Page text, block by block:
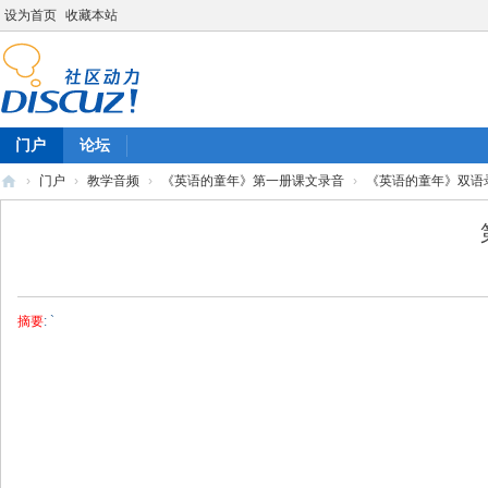
设为首页 收藏本站
门户 论坛
› 门户 › 教学音频 › 《英语的童年》第一册课文录音 › 《英语的童年》双
摘要: `